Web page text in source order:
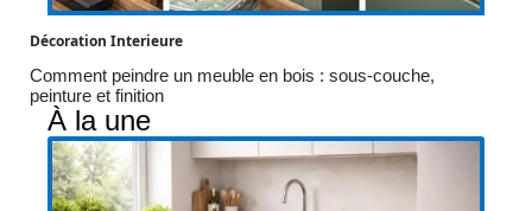
Décoration Interieure
Comment peindre un meuble en bois : sous-couche,
peinture et finition
À la une